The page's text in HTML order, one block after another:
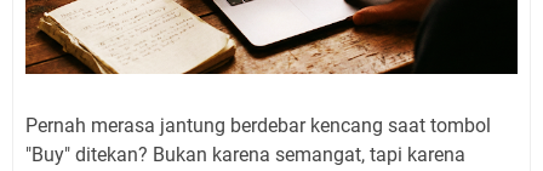
Pernah merasa jantung berdebar kencang saat tombol
"Buy" ditekan? Bukan karena semangat, tapi karena